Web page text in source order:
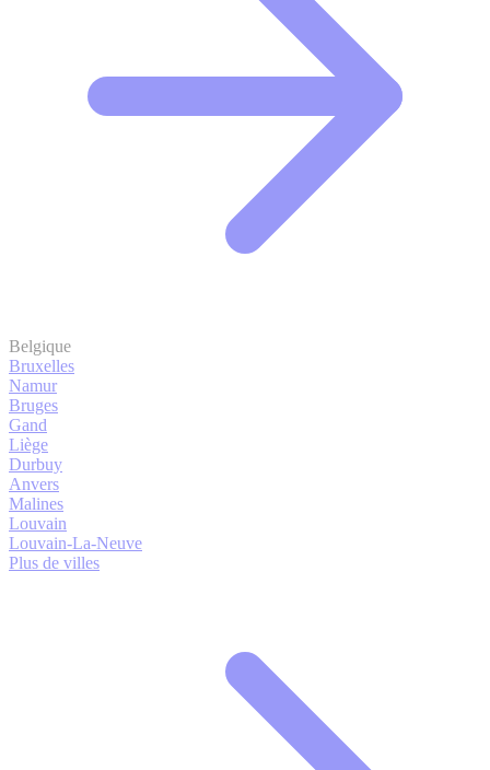
Belgique
Bruxelles
Namur
Bruges
Gand
Liège
Durbuy
Anvers
Malines
Louvain
Louvain-La-Neuve
Plus de villes